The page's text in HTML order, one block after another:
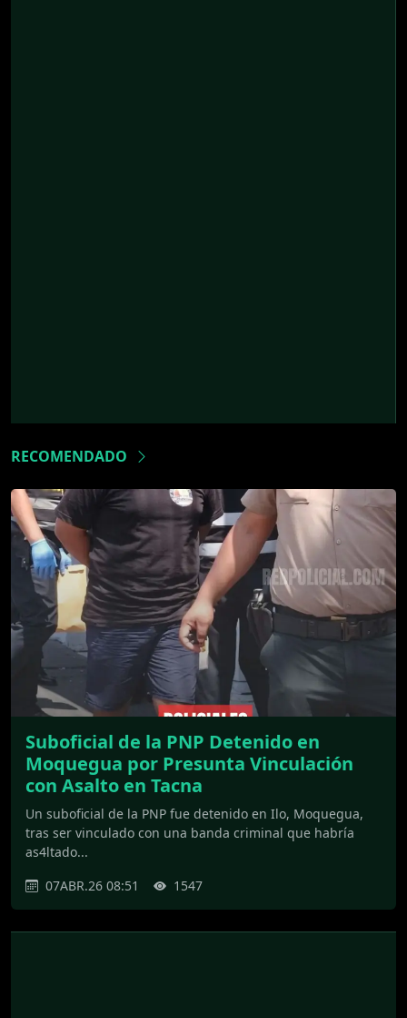
RECOMENDADO
Suboficial de la PNP Detenido en
Moquegua por Presunta Vinculación
con Asalto en Tacna
Un suboficial de la PNP fue detenido en Ilo, Moquegua,
tras ser vinculado con una banda criminal que habría
as4ltado...
07ABR.26 08:51
1547